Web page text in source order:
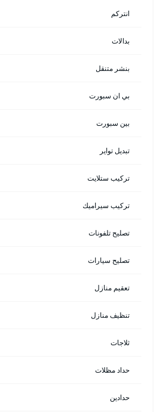
انتركم
بدالات
بنشر متنقل
بي ان سبورت
بين سبورت
تبديل تواير
تركيب ستلايت
تركيب سيراميك
تصليح تلفونات
تصليح سيارات
تعقيم منازل
تنظيف منازل
ثلاجات
حداد مظلات
حدادين